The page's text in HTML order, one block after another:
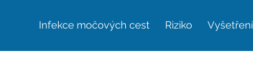
Infekce močových cest Riziko Vyšetření